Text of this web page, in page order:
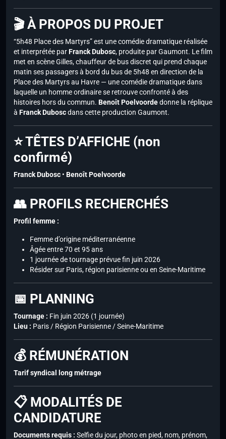
🎬 À PROPOS DU PROJET
“5h48 Place des Martyrs” est une comédie dramatique réalisée
et interprétée parFranck Dubosc, produite par Gaumont. Le film
met en scène Gilles, chauffeur de bus discret qui prend chaque
matin ses passagers à bord du bus de 5h48 en direction de la
Place des Martyrs au Havre — une comédie dramatique dans
laquelle un homme ordinaire se retrouve confronté à des
histoires hors du commun. Benoît Poelvoordedonne la réplique
à Franck Duboscdans cette production Gaumont.
⭐ TÊTES D’AFFICHE (non
confirmé)
Franck Dubosc • Benoît Poelvoorde
👥 PROFILS RECHERCHÉS
Profil femme :
Femme d’origine méditerranéenne
Âgée entre 70 et 95 ans
1 journée de tournage prévue fin juin 2026
Résider sur Paris, région parisienne ou en Seine-Maritime
📅 PLANNING
Tournage : Fin juin 2026 (1 journée)
Lieu : Paris / Région Parisienne / Seine-Maritime
💰 RÉMUNÉRATION
Tarif syndical long métrage
📋 MODALITÉS DE
CANDIDATURE
Documents requis : Selfie du jour, photo en pied, nom, prénom,